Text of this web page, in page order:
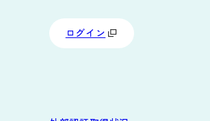
ログイン